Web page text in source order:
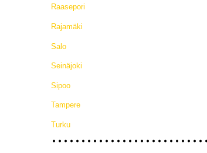
Raasepori
Rajamäki
Salo
Seinäjoki
Sipoo
Tampere
Turku